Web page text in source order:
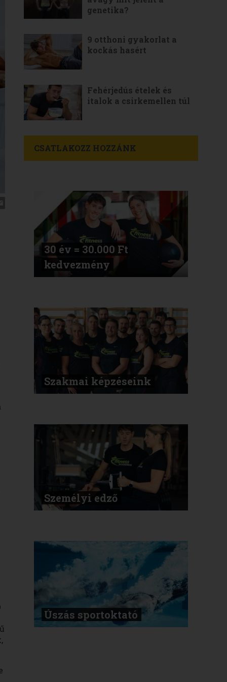
genetika?
9 otthoni gyakorlat a
kockás hasért
Fehérjedús ételek és
italok a csirkemellen túl
CSATLAKOZZ HOZZÁNK
30 év = 30.000 Ft
kedvezmény
Szakmai képzéseink
Személyi edző
Úszás sportoktató